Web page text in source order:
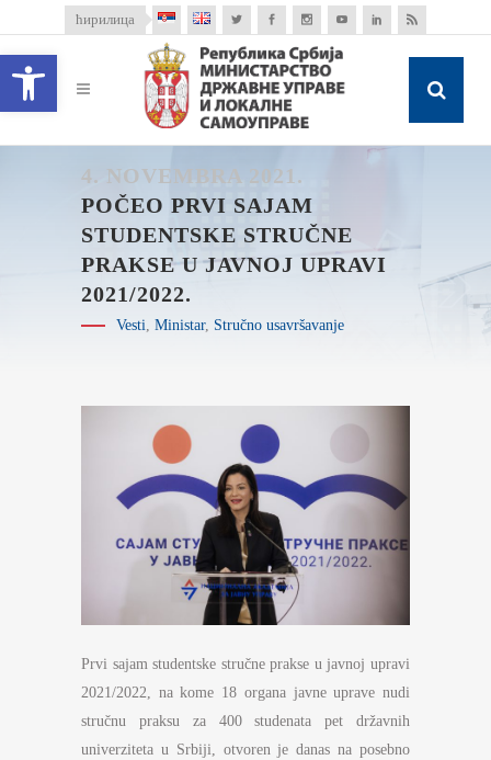
Open toolbar
ћирилица
4. NOVEMBRA 2021.
POČEO PRVI SAJAM
STUDENTSKE STRUČNE
PRAKSE U JAVNOJ UPRAVI
2021/2022.
Vesti, Ministar, Stručno usavršavanje
Prvi sajam studentske stručne prakse u javnoj upravi
2021/2022, na kome 18 organa javne uprave nudi
stručnu praksu za 400 studenata pet državnih
univerziteta u Srbiji, otvoren je danas na posebno